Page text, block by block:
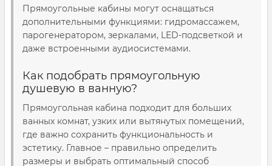
Прямоугольные кабины могут оснащаться
дополнительными функциями: гидромассажем,
парогенератором, зеркалами, LED-подсветкой и
даже встроенными аудиосистемами.
Как подобрать прямоугольную
душевую в ванную?
Прямоугольная кабина подходит для больших
ванных комнат, узких или вытянутых помещений,
где важно сохранить функциональность и
эстетику. Главное – правильно определить
размеры и выбрать оптимальный способ